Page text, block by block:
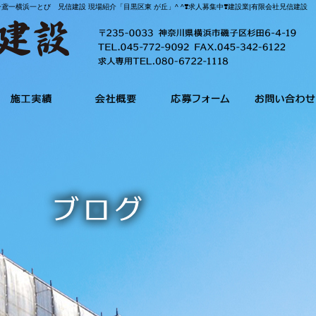
鳶一横浜一とび 兄信建設 現場紹介「目黒区東 が丘」^ ^❣️求人募集中❣️建設業|有限会社兄信建設